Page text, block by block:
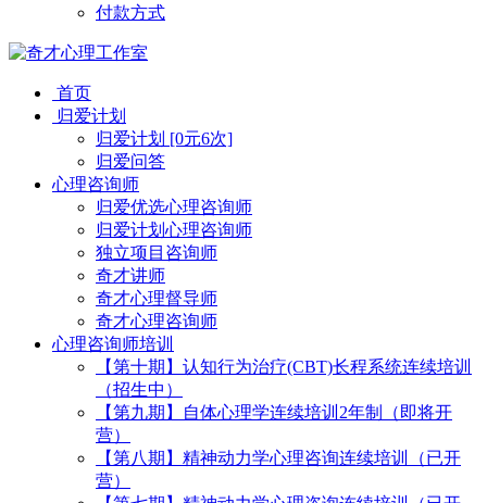
付款方式
首页
归爱计划
归爱计划 [0元6次]
归爱问答
心理咨询师
归爱优选心理咨询师
归爱计划心理咨询师
独立项目咨询师
奇才讲师
奇才心理督导师
奇才心理咨询师
心理咨询师培训
【第十期】认知行为治疗(CBT)长程系统连续培训
（招生中）
【第九期】自体心理学连续培训2年制（即将开
营）
【第八期】精神动力学心理咨询连续培训（已开
营）